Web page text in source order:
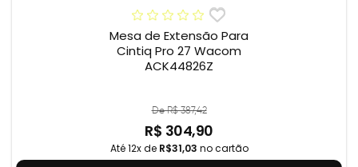
Mesa de Extensão Para
Cintiq Pro 27 Wacom
ACK44826Z
De R$ 387,42
R$ 304,90
Até 12x de R$31,03 no cartão